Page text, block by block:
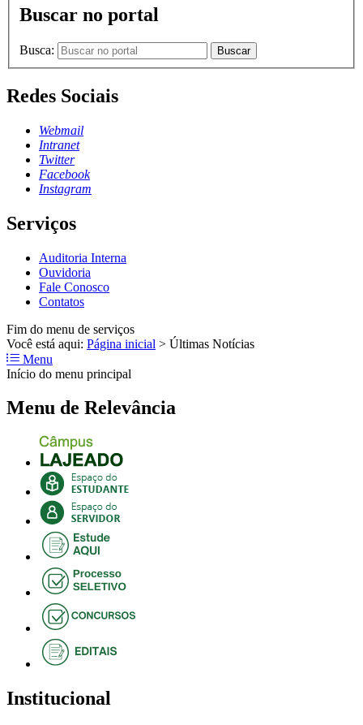
Buscar no portal
Busca: Buscar
Redes Sociais
Webmail
Intranet
Twitter
Facebook
Instagram
Serviços
Auditoria Interna
Ouvidoria
Fale Conosco
Contatos
Fim do menu de serviços
Você está aqui: Página inicial > Últimas Notícias
Menu
Início do menu principal
Menu de Relevância
Institucional